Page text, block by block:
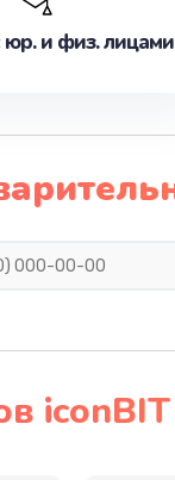
юр. и физ. лицами
iconBIT